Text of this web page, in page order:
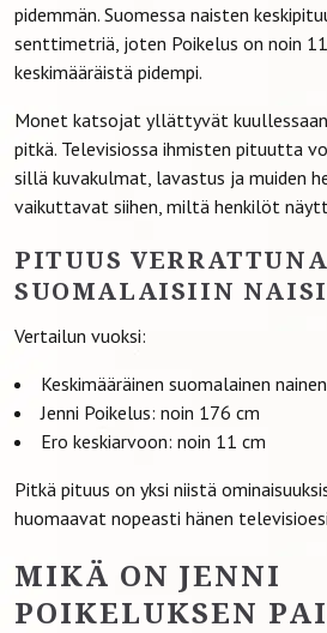
pidemmän. Suomessa naisten
senttimetriä, joten Poikelus on noin
keskimääräistä pidempi.
Monet katsojat yllättyvät kuullessaan
pitkä. Televisiossa ihmisten pituutta
sillä kuvakulmat, lavastus ja muiden
vaikuttavat siihen, miltä henkilöt
PITUUS VERRATTUNA
SUOMALAISIIN
Vertailun vuoksi:
Keskimääräinen suomalainen
Jenni Poikelus: noin 176 cm
Ero keskiarvoon: noin 11 cm
Pitkä pituus on yksi niistä
huomaavat nopeasti hänen
MIKÄ ON JENNI
POIKELUKSEN